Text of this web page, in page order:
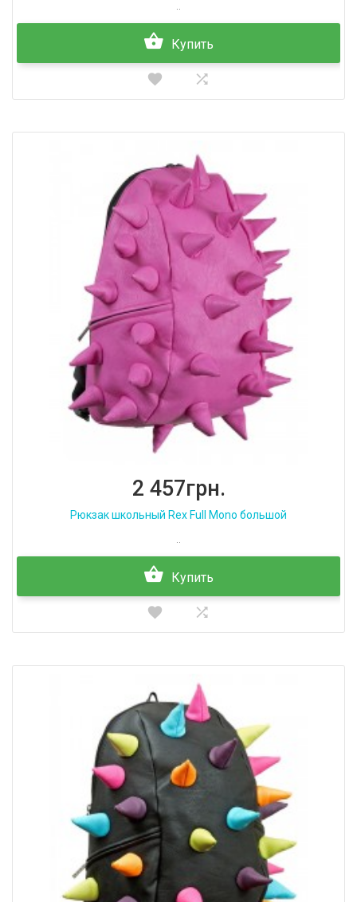
..
Купить
2 457грн.
Рюкзак школьный Rex Full Mono большой
..
Купить